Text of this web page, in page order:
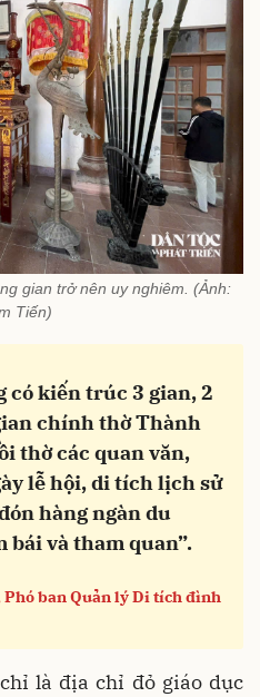
gian trở nên uy nghiêm. (Ảnh:
Tiến)
có kiến trúc 3 gian, 2
chính thờ Thành
thờ các quan văn,
lễ hội, di tích lịch sử
hàng ngàn du
và tham quan”.
Phó ban Quản lý Di tích đình
là địa chỉ đỏ giáo dục